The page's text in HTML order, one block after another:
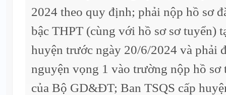
2024 theo quy định; phải nộp hồ sơ
bậc THPT (cùng với hồ sơ sơ tuyển)
huyện trước ngày 20/6/2024 và phải
nguyện vọng 1 vào trường nộp hồ
của Bộ GD&ĐT; Ban TSQS cấp